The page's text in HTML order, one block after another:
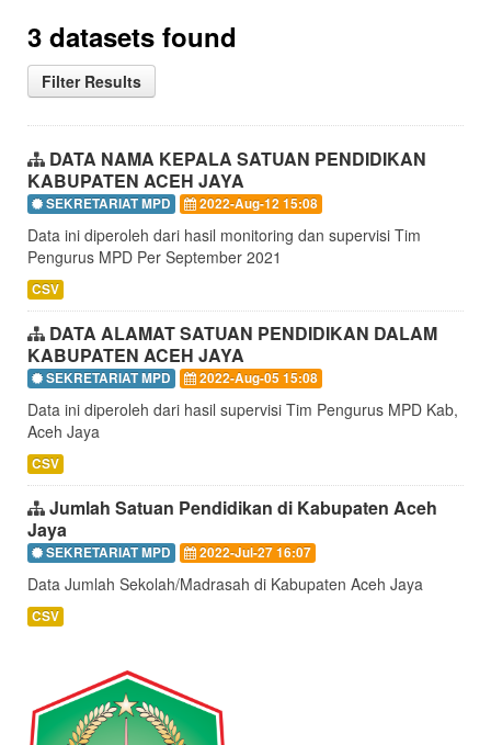
3 datasets found
Filter Results
DATA NAMA KEPALA SATUAN PENDIDIKAN
KABUPATEN ACEH JAYA
SEKRETARIAT MPD 2022-Aug-12 15:08
Data ini diperoleh dari hasil monitoring dan supervisi Tim
Pengurus MPD Per September 2021
CSV
DATA ALAMAT SATUAN PENDIDIKAN DALAM
KABUPATEN ACEH JAYA
SEKRETARIAT MPD 2022-Aug-05 15:08
Data ini diperoleh dari hasil supervisi Tim Pengurus MPD Kab,
Aceh Jaya
CSV
Jumlah Satuan Pendidikan di Kabupaten Aceh
Jaya
SEKRETARIAT MPD 2022-Jul-27 16:07
Data Jumlah Sekolah/Madrasah di Kabupaten Aceh Jaya
CSV